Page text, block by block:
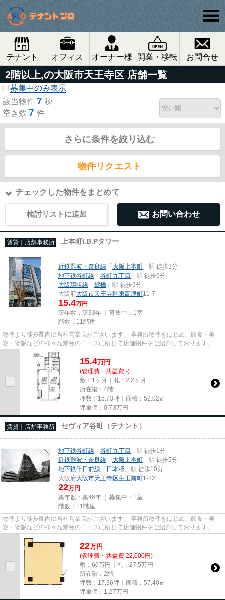
テナント オフィス オーナー様 開業・移転 お問合せ
2階以上,の大阪市天王寺区 店舗一覧
募集中のみ表示
該当物件 7 棟
空き数 7 件
さらに条件を絞り込む
物件リクエスト
チェックした物件をまとめて
検討リストに追加 お問い合わせ
賃貸｜店舗事務所 上本町I.B.Pタワー
近鉄難波・奈良線 「大阪上本町 」駅 徒歩3分
地下鉄谷町線 「谷町九丁目 」駅 徒歩9分
大阪環状線 「鶴橋 」駅 徒歩9分
大阪府大阪市天王寺区東高津町11-7
15.4万円
築年数：築33年 ｜募集中： 1室
階数：11階建
物件より徒歩圏内に当社営業店がございます。 事務所物件をはじめ、飲食・美
容・物販などの様々な業種のニーズに応じて店舗物件をご紹介しております。
尚、弊社ではおとり広告は一切...
15.4万円
(管理費・共益費 -)
敷：1ヶ月｜礼：2.2ヶ月
所在階：4階
坪数：15.73坪｜面積：52.02㎡
坪単価： 0.73万円
賃貸｜店舗事務所 セヴィア谷町（テナント）
地下鉄谷町線 「谷町九丁目 」駅 徒歩1分
近鉄難波・奈良線 「大阪上本町 」駅 徒歩5分
地下鉄千日前線 「 日本橋 」駅 徒歩10分
大阪府大阪市天王寺区生玉前町1-22
22万円
築年数：築46年 ｜募集中： 1室
階数：11階建
物件より徒歩圏内に当社営業店がございます。 事務所物件をはじめ、飲食・美
容・物販などの様々な業種のニーズに応じて店舗物件をご紹介しております。
尚、弊社ではおとり広告は一切...
22万円
(管理費・共益費 22,000円)
敷：60万円｜礼：27.5万円
所在階：2階
坪数：17.36坪｜面積：57.40㎡
坪単価： 1.27万円